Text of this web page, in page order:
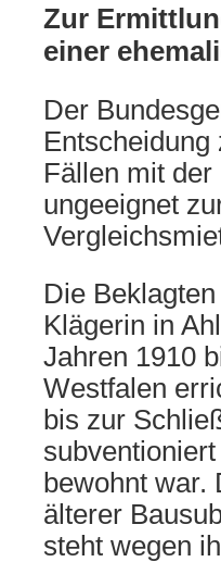
Zur
einer
Der
Fällen mit
ungeeignet
Die
Klägerin in
Jahren 1910
Westfalen
bis zur
bewohnt war.
älterer
steht wegen